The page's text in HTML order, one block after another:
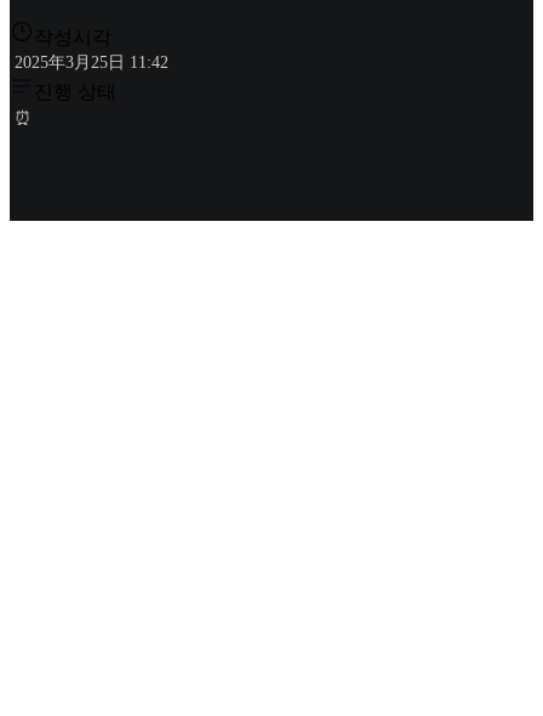
작성시각
2025年3月25日 11:42
진행 상태
⏰